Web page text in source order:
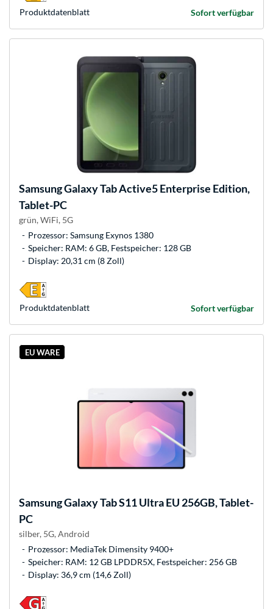
Sofort verfügbar
Produkt­datenblatt
SamsungGalaxy Tab Active5 Enterprise Edition,
Tablet-PC
grün, WiFi, 5G
Prozessor: Samsung Exynos 1380
Speicher: RAM: 6 GB, Festspeicher: 128 GB
Display: 20,31 cm (8 Zoll)
Sofort verfügbar
Produkt­datenblatt
EU WARE
SamsungGalaxy Tab S11 Ultra EU 256GB, Tablet-
PC
silber, 5G, Android
Prozessor: MediaTek Dimensity 9400+
Speicher: RAM: 12 GB LPDDR5X, Festspeicher: 256 GB
Display: 36,9 cm (14,6 Zoll)